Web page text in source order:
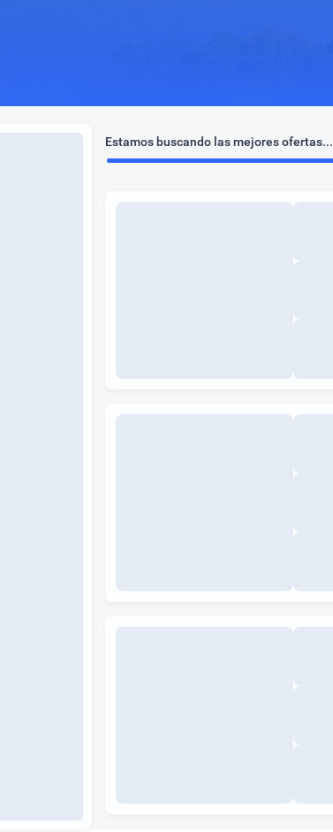
Estamos buscando las mejores ofertas...